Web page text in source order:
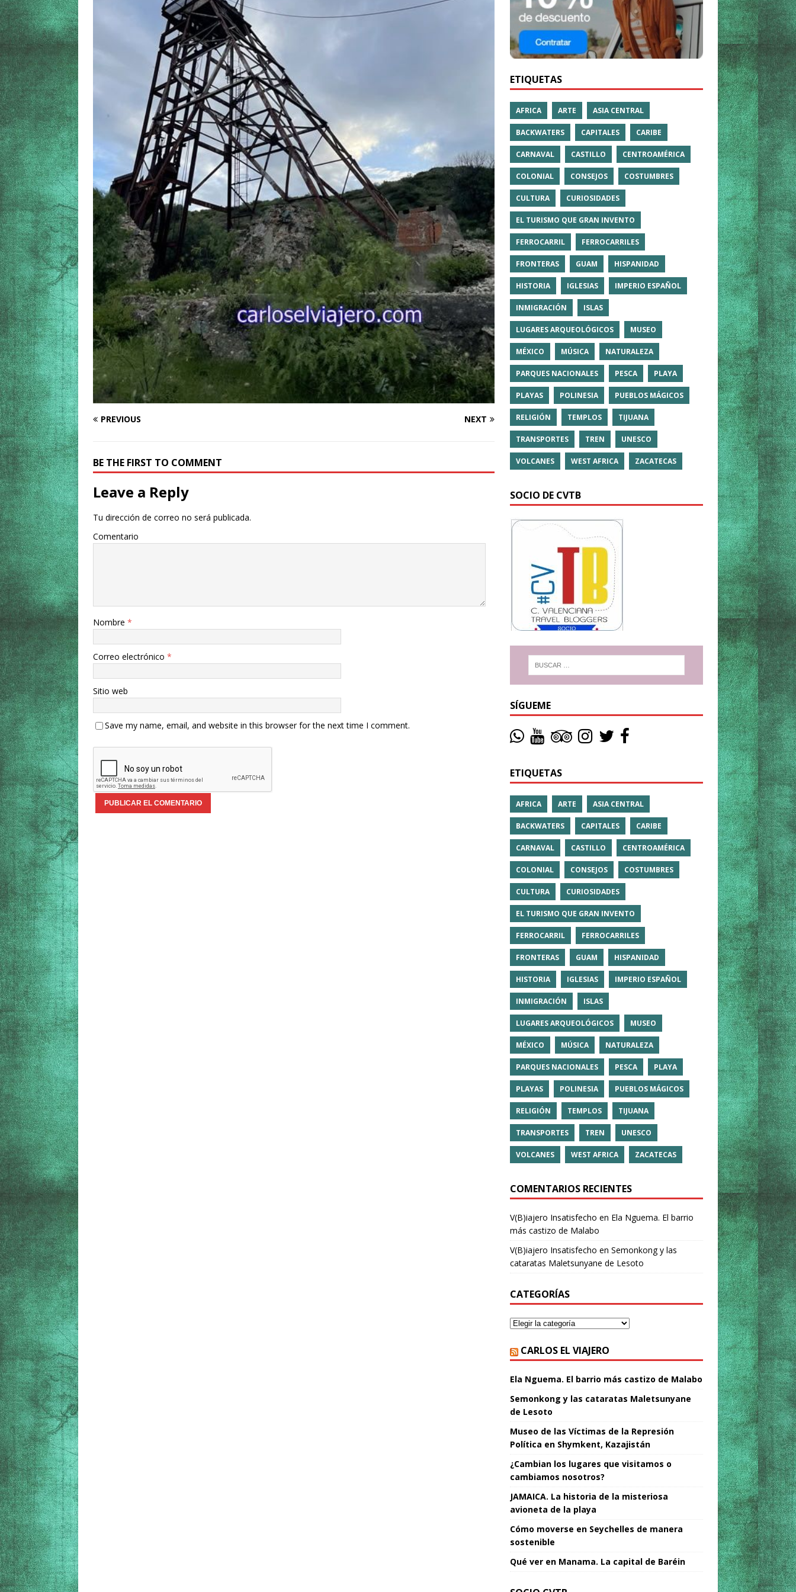
PREVIOUS NEXT
BE THE FIRST TO COMMENT
Leave a Reply
Tu dirección de correo no será publicada.
Comentario
Nombre *
Correo electrónico *
Sitio web
Save my name, email, and website in this browser for the next time I comment.
ETIQUETAS
AFRICA ARTE ASIA CENTRAL
BACKWATERS CAPITALES CARIBE
CARNAVAL CASTILLO CENTROAMÉRICA
COLONIAL CONSEJOS COSTUMBRES
CULTURA CURIOSIDADES
EL TURISMO QUE GRAN INVENTO
FERROCARRIL FERROCARRILES
FRONTERAS GUAM HISPANIDAD
HISTORIA IGLESIAS IMPERIO ESPAÑOL
INMIGRACIÓN ISLAS
LUGARES ARQUEOLÓGICOS MUSEO
MÉXICO MÚSICA NATURALEZA
PARQUES NACIONALES PESCA PLAYA
PLAYAS POLINESIA PUEBLOS MÁGICOS
RELIGIÓN TEMPLOS TIJUANA
TRANSPORTES TREN UNESCO
VOLCANES WEST AFRICA ZACATECAS
SOCIO DE CVTB
SÍGUEME
ETIQUETAS
AFRICA ARTE ASIA CENTRAL
BACKWATERS CAPITALES CARIBE
CARNAVAL CASTILLO CENTROAMÉRICA
COLONIAL CONSEJOS COSTUMBRES
CULTURA CURIOSIDADES
EL TURISMO QUE GRAN INVENTO
FERROCARRIL FERROCARRILES
FRONTERAS GUAM HISPANIDAD
HISTORIA IGLESIAS IMPERIO ESPAÑOL
INMIGRACIÓN ISLAS
LUGARES ARQUEOLÓGICOS MUSEO
MÉXICO MÚSICA NATURALEZA
PARQUES NACIONALES PESCA PLAYA
PLAYAS POLINESIA PUEBLOS MÁGICOS
RELIGIÓN TEMPLOS TIJUANA
TRANSPORTES TREN UNESCO
VOLCANES WEST AFRICA ZACATECAS
COMENTARIOS RECIENTES
V(B)iajero Insatisfecho en Ela Nguema. El barrio
más castizo de Malabo
V(B)iajero Insatisfecho en Semonkong y las
cataratas Maletsunyane de Lesoto
CATEGORÍAS
CARLOS EL VIAJERO
Ela Nguema. El barrio más castizo de Malabo
Semonkong y las cataratas Maletsunyane
de Lesoto
Museo de las Víctimas de la Represión
Política en Shymkent, Kazajistán
¿Cambian los lugares que visitamos o
cambiamos nosotros?
JAMAICA. La historia de la misteriosa
avioneta de la playa
Cómo moverse en Seychelles de manera
sostenible
Qué ver en Manama. La capital de Baréin